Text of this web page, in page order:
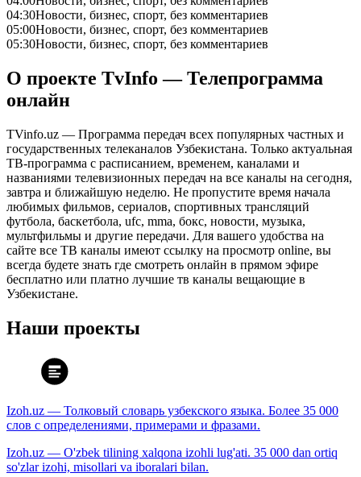
04:30Новости, бизнес, спорт, без комментариев
05:00Новости, бизнес, спорт, без комментариев
05:30Новости, бизнес, спорт, без комментариев
О проекте TvInfo — Телепрограмма
онлайн
TVinfo.uz — Программа передач всех популярных частных и
государственных телеканалов Узбекистана. Только актуальная
ТВ-программа с расписанием, временем, каналами и
названиями телевизионных передач на все каналы на сегодня,
завтра и ближайшую неделю. Не пропустите время начала
любимых фильмов, сериалов, спортивных трансляций
футбола, баскетбола, ufc, mma, бокс, новости, музыка,
мультфильмы и другие передачи. Для вашего удобства на
сайте все ТВ каналы имеют ссылку на просмотр online, вы
всегда будете знать где смотреть онлайн в прямом эфире
бесплатно или платно лучшие тв каналы вещающие в
Узбекистане.
Наши проекты
Izoh.uz — Толковый словарь узбекского языка. Более 35 000
слов с определениями, примерами и фразами.
Izoh.uz — O'zbek tilining xalqona izohli lug'ati. 35 000 dan ortiq
so'zlar izohi, misollari va iboralari bilan.